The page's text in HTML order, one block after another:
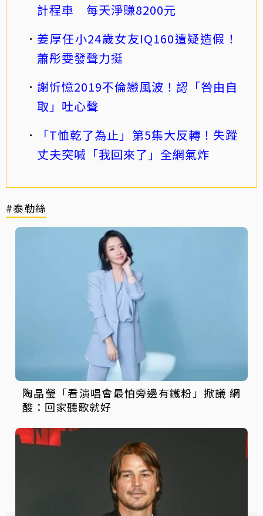
計程車 每天淨賺8200元
姜厚任小24歲女友IQ160遭疑造假！
蕭彤雯發聲力挺
謝忻憶2019不倫戀風波！認「咎由自
取」吐心聲
「T恤乾了為止」第5集大反轉！失蹤
丈夫突喊「我回來了」全網氣炸
#泰勒絲
陶晶瑩「看演唱會最怕旁邊有鐵粉」掀議 網
酸：回家聽歌就好